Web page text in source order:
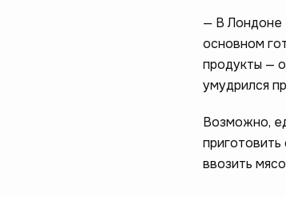
— В Лондоне
основном
продукты —
умудрился
Возможно,
ввозить